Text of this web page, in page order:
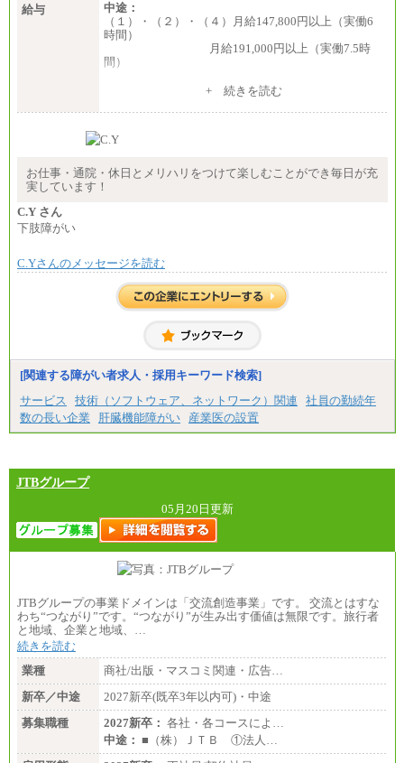
給与
中途：
（１）・（２）・（４）月給147,800円以上（実働6
時間）
月給191,000円以上（実働7.5時
間）
（３）月給191,000円以上（実働7.5時間）
（５）月給147,800円以上（実働6時間）
時給 1,226円（実働4.5時間）
間額換算額）
・退職金相当手当 37円
+ 続きを読む
お仕事・通院・休日とメリハリをつけて楽しむことができ毎日が充
実しています！
C.Y さん
下肢障がい
C.Yさんのメッセージを読む
[関連する障がい者求人・採用キーワード検索]
サービス
技術（ソフトウェア、ネットワーク）関連
社員の勤続年
数の長い企業
肝臓機能障がい 産業医の設置
JTBグループ
05月20日更新
JTBグループの事業ドメインは「交流創造事業」です。 交流とはすな
わち“つながり”です。“つながり”が生み出す価値は無限です。旅行者
と地域、企業と地域、…
続きを読む
業種
商社/出版・マスコミ関連・広告…
新卒／中途
2027新卒(既卒3年以内可)・中途
募集職種
2027新卒： 各社・各コースによ…
中途： ■（株）ＪＴＢ ①法人…